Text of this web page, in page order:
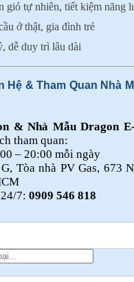
gió tự nhiên, tiết kiệm năng
ở thật, gia đình trẻ
dễ duy trì lâu dài
Hệ & Tham Quan Nhà
& Nhà Mẫu Dragon
tham quan:
– 20:00 mỗi ngày
Tòa nhà PV Gas, 673
24/7:0909 546 818